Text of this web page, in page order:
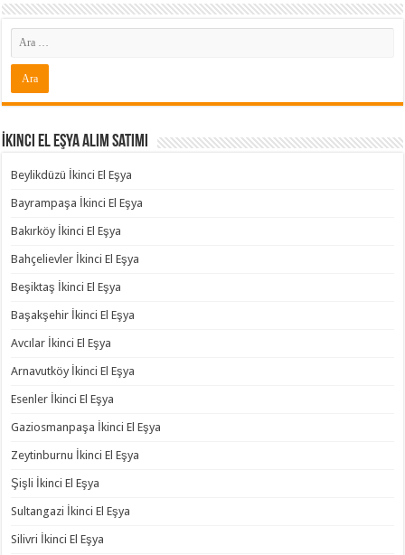
İkinci El Eşya Alım Satımı
Beylikdüzü İkinci El Eşya
Bayrampaşa İkinci El Eşya
Bakırköy İkinci El Eşya
Bahçelievler İkinci El Eşya
Beşiktaş İkinci El Eşya
Başakşehir İkinci El Eşya
Avcılar İkinci El Eşya
Arnavutköy İkinci El Eşya
Esenler İkinci El Eşya
Gaziosmanpaşa İkinci El Eşya
Zeytinburnu İkinci El Eşya
Şişli İkinci El Eşya
Sultangazi İkinci El Eşya
Silivri İkinci El Eşya